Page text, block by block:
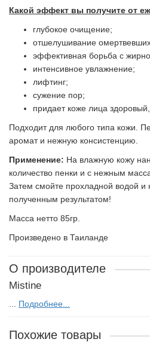
Какой эффект вы получите от
глубокое очищение;
отшелушивание
эффективная борьба с
интенсивное увлажнение;
лифтинг;
сужение пор;
придает коже лица
​Подходит для любого типа кожи.
аромат и нежную консистенцию.
Применение: На влажную кожу
количество пенки и с нежным
Затем смойте прохладной водой и
полученным результатом!
Масса нетто 85гр.
Произведено в Таиланде
О производителе
Mistine
Подробнее...
Похожие товары